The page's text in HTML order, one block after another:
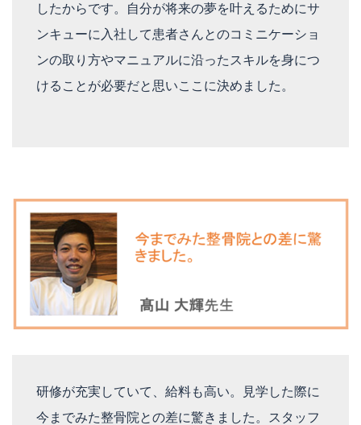
したからです。自分が将来の夢を叶えるためにサ
ンキューに入社して患者さんとのコミニケーショ
ンの取り方やマニュアルに沿ったスキルを身につ
けることが必要だと思いここに決めました。
研修が充実していて、給料も高い。見学した際に
今までみた整骨院との差に驚きました。スタッフ